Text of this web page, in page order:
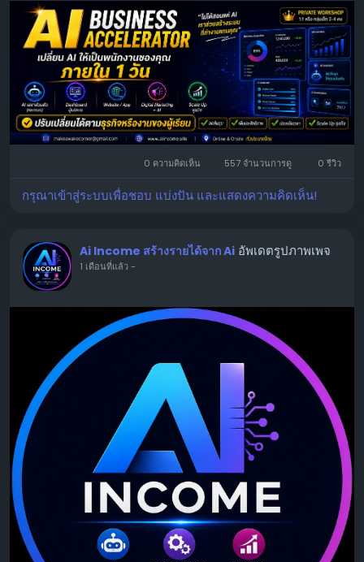
0 ความคิดเห็น 557 จำนวนการดู 0 รีวิว
กรุณาเข้าสู่ระบบเพื่อชอบ แบ่งปัน และแสดงความคิดเห็น!
Ai Income สร้างรายได้จาก Ai อัพเดตรูปภาพเพจ
1 เดือนที่แล้ว-